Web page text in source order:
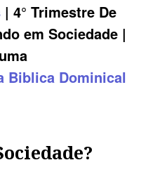
| 4° Trimestre De
em Sociedade|
Biblica Dominical